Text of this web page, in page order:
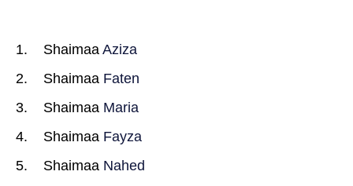
Shaimaa Aziza
Shaimaa Faten
Shaimaa Maria
Shaimaa Fayza
Shaimaa Nahed